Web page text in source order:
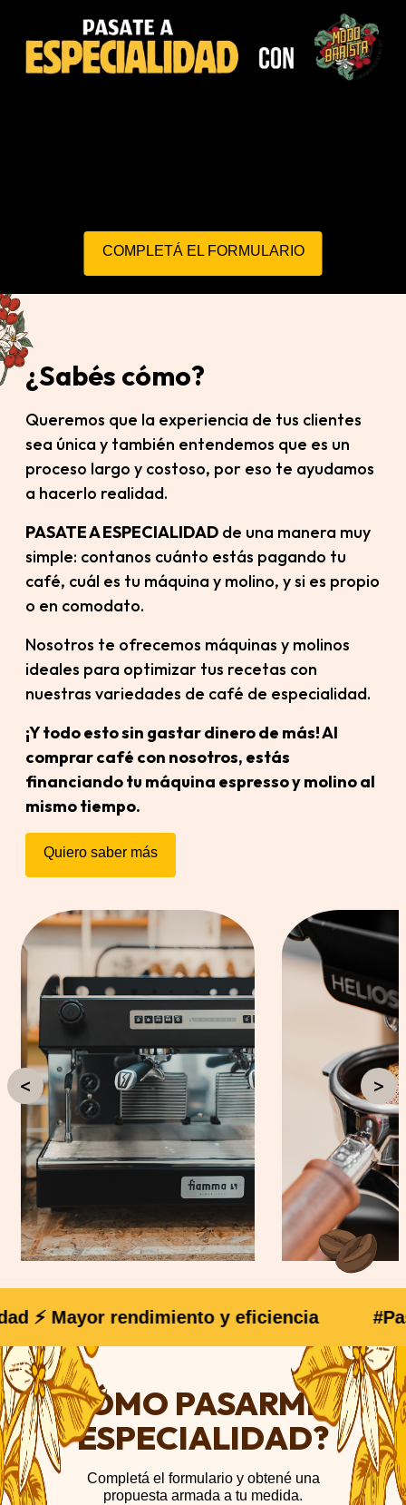
COMPLETÁ EL FORMULARIO
¿Sabés cómo?
Queremos que la experiencia de tus clientes
sea única y también entendemos que es un
proceso largo y costoso, por eso te ayudamos
a hacerlo realidad.
PASATE A ESPECIALIDAD de una manera muy
simple: contanos cuánto estás pagando tu
café, cuál es tu máquina y molino, y si es propio
o en comodato.
Nosotros te ofrecemos máquinas y molinos
ideales para optimizar tus recetas con
nuestras variedades de café de especialidad.
¡Y todo esto sin gastar dinero de más! Al
comprar café con nosotros, estás
financiando tu máquina espresso y molino al
mismo tiempo.
Quiero saber más
< >
⚡ Mayor rendimiento y eficiencia
¿CÓMO PASARME A
ESPECIALIDAD?
Completá el formulario y obtené una
propuesta armada a tu medida.